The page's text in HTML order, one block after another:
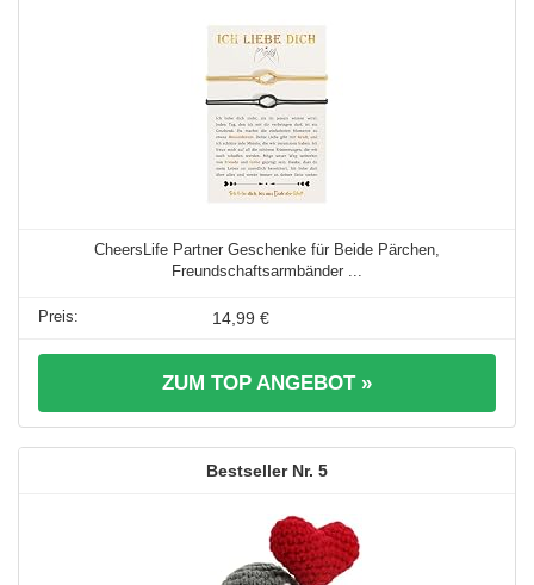
CheersLife Partner Geschenke für Beide Pärchen,
Freundschaftsarmbänder ...
14,99 €
ZUM TOP ANGEBOT »
5